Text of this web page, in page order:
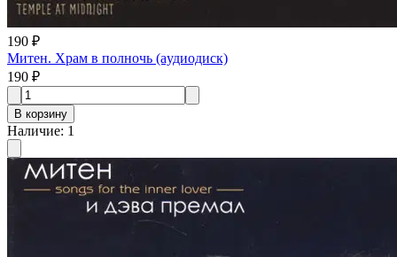
190 ₽
Митен. Храм в полночь (aудиодиск)
190 ₽
В корзину
Наличие: 1